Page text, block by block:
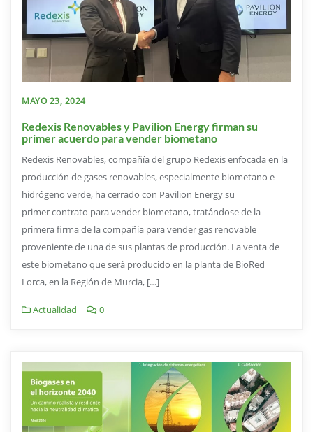
MAYO 23, 2024
Redexis Renovables y Pavilion Energy firman su
primer acuerdo para vender biometano
Redexis Renovables, compañía del grupo Redexis enfocada en la
producción de gases renovables, especialmente biometano e
hidrógeno verde, ha cerrado con Pavilion Energy su
primer contrato para vender biometano, tratándose de la
primera firma de la compañía para vender gas renovable
proveniente de una de sus plantas de producción. La venta de
este biometano que será producido en la planta de BioRed
Lorca, en la Región de Murcia, […]
Actualidad 0